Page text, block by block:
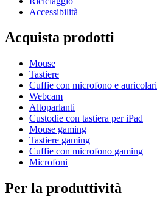
Accessibilità
Acquista prodotti
Mouse
Tastiere
Cuffie con microfono e auricolari
Webcam
Altoparlanti
Custodie con tastiera per iPad
Mouse gaming
Tastiere gaming
Cuffie con microfono gaming
Microfoni
Per la produttività